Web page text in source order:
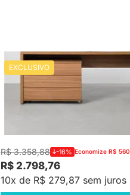
EXCLUSIVO
Conjunto Office - Bancada
Contemporânea Louro Freijó
Gaveteiro Contemporâneo 3
R$ 3.358,88 -16% Economize R$ 560
R$ 2.798,76
10x de R$ 279,87 sem juros